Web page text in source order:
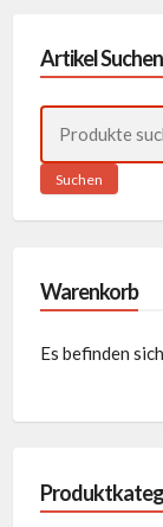
Artikel Suchen
nach:
Suchen
Warenkorb
Es befinden